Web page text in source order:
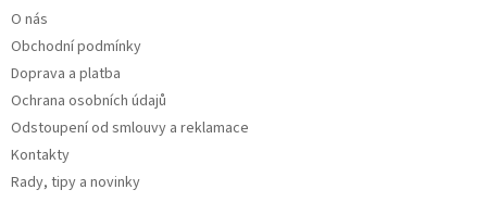
O nás
Obchodní podmínky
Doprava a platba
Ochrana osobních údajů
Odstoupení od smlouvy a reklamace
Kontakty
Rady, tipy a novinky